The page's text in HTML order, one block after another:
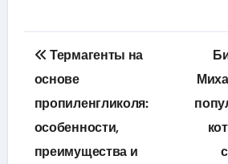
Навигация
по
записям
Термагенты на
основе
пропиленгликоля:
особенности,
преимущества и